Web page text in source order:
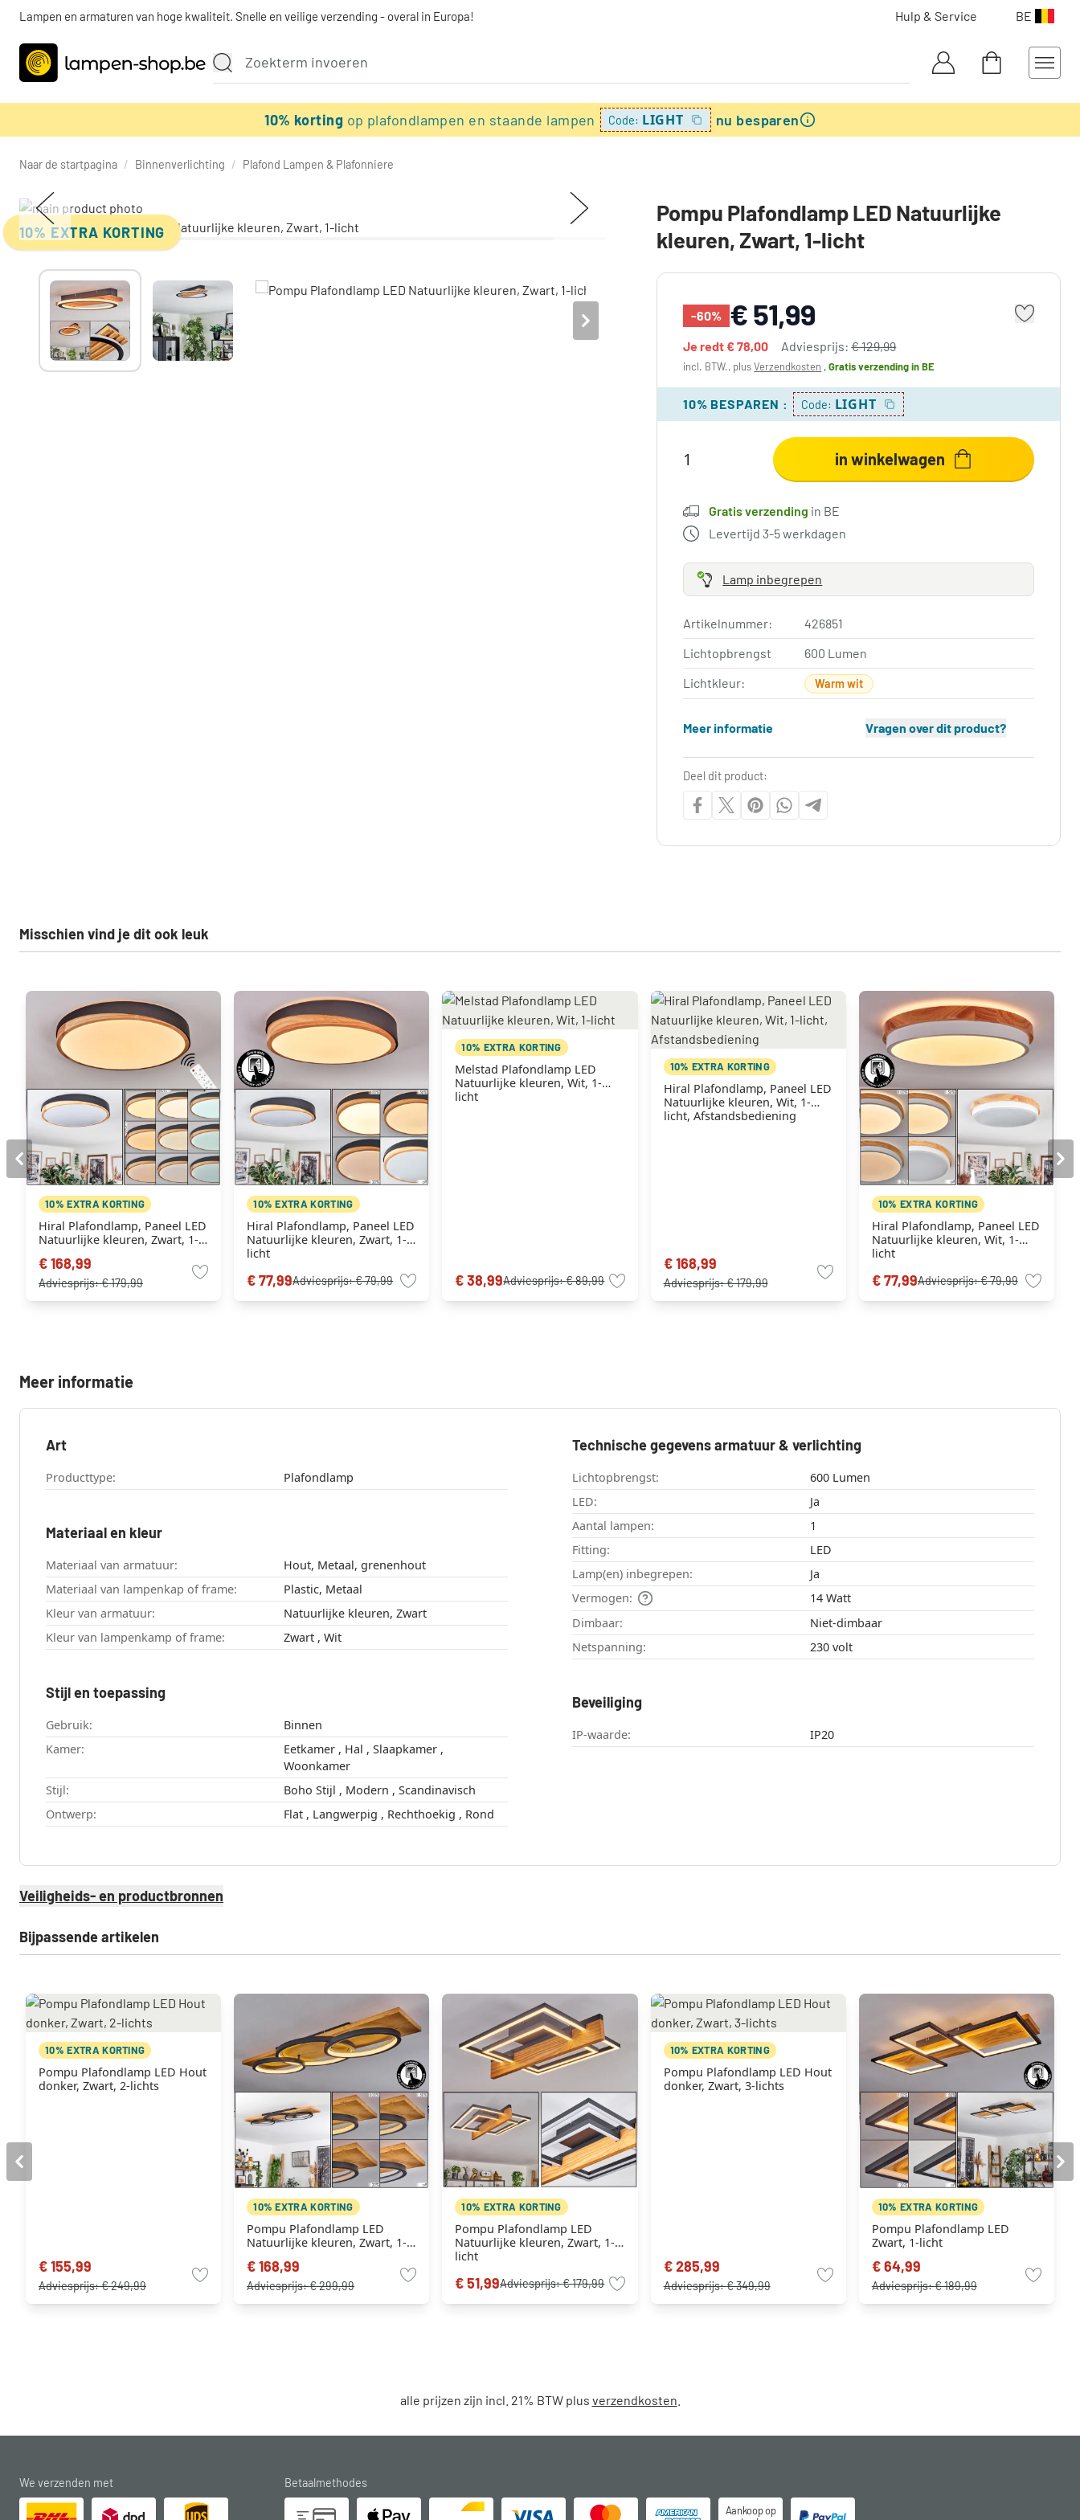
Lampen en armaturen van hoge kwaliteit. Snelle en veilige verzending - overal in Europa! Hulp & Service BE
10% korting op plafondlampen en staande lampen Code: LIGHT nu besparen
Naar de startpagina / Binnenverlichting / Plafond Lampen & Plafonniere
10% EXTRA KORTING
Pompu Plafondlamp LED Natuurlijke
kleuren, Zwart, 1-licht
-60% € 51,99
Je redt€ 78,00 Adviesprijs:€ 129,99
incl. BTW., plusVerzendkosten ,Gratis verzendingin BE
10% BESPAREN : Code: LIGHT
in winkelwagen
Gratis verzending in BE
Levertijd 3-5 werkdagen
Lamp inbegrepen
Artikelnummer:
426851
Lichtopbrengst
600 Lumen
Lichtkleur:
Warm wit
Meer informatie Vragen over dit product?
Deel dit product:
Misschien vind je dit ook leuk
10% EXTRA KORTING
Hiral Plafondlamp, Paneel LED
Natuurlijke kleuren, Zwart, 1-
€ 168,99
Adviesprijs:€ 179,99
10% EXTRA KORTING
Hiral Plafondlamp, Paneel LED
Natuurlijke kleuren, Zwart, 1-
licht
€ 77,99Adviesprijs:€ 79,99
10% EXTRA KORTING
Melstad Plafondlamp LED
Natuurlijke kleuren, Wit, 1-
licht
€ 38,99Adviesprijs:€ 89,99
10% EXTRA KORTING
Hiral Plafondlamp, Paneel LED
Natuurlijke kleuren, Wit, 1-
licht, Afstandsbediening
€ 168,99
Adviesprijs:€ 179,99
10% EXTRA KORTING
Hiral Plafondlamp, Paneel LED
Natuurlijke kleuren, Wit, 1-
licht
€ 77,99Adviesprijs:€ 79,99
Meer informatie
Art
Producttype: Plafondlamp
Materiaal en kleur
Materiaal van armatuur:
Hout, Metaal, grenenhout
Materiaal van lampenkap of frame:
Plastic, Metaal
Kleur van armatuur:
Natuurlijke kleuren, Zwart
Kleur van lampenkamp of frame:
Zwart , Wit
Stijl en toepassing
Gebruik:
Binnen
Kamer:
Eetkamer , Hal , Slaapkamer ,
Woonkamer
Stijl:
Boho Stijl , Modern , Scandinavisch
Ontwerp:
Flat , Langwerpig , Rechthoekig , Rond
Technische gegevens armatuur & verlichting
Lichtopbrengst:
600 Lumen
LED:
Ja
Aantal lampen:
1
Fitting:
LED
Lamp(en) inbegrepen:
Ja
Vermogen:
14 Watt
Dimbaar:
Niet-dimbaar
Netspanning:
230 volt
Beveiliging
IP-waarde: IP20
Veiligheids- en productbronnen
Bijpassende artikelen
10% EXTRA KORTING
Pompu Plafondlamp LED Hout
donker, Zwart, 2-lichts
€ 155,99
Adviesprijs:€ 249,99
10% EXTRA KORTING
Pompu Plafondlamp LED
Natuurlijke kleuren, Zwart, 1-
€ 168,99
Adviesprijs:€ 299,99
10% EXTRA KORTING
Pompu Plafondlamp LED
Natuurlijke kleuren, Zwart, 1-
licht
€ 51,99Adviesprijs:€ 179,99
10% EXTRA KORTING
Pompu Plafondlamp LED Hout
donker, Zwart, 3-lichts
€ 285,99
Adviesprijs:€ 349,99
10% EXTRA KORTING
Pompu Plafondlamp LED
Zwart, 1-licht
€ 64,99
Adviesprijs:€ 189,99
alle prijzen zijn incl. 21% BTW plus verzendkosten
We verzenden met Betaalmethodes
Aankoop op